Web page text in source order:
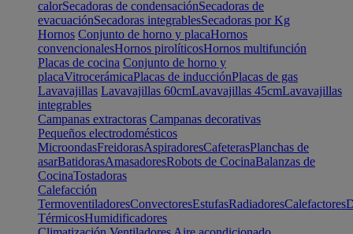
calorSecadoras de condensaciónSecadoras de
evacuaciónSecadoras integrablesSecadoras por Kg
Hornos Conjunto de horno y placaHornos
convencionalesHornos pirolíticosHornos multifunción
Placas de cocina Conjunto de horno y
placaVitrocerámicaPlacas de inducciónPlacas de gas
Lavavajillas Lavavajillas 60cmLavavajillas 45cmLavavajillas
integrables
Campanas extractoras Campanas decorativas
Pequeños electrodomésticos
MicroondasFreidorasAspiradoresCafeterasPlanchas de
asarBatidorasAmasadoresRobots de CocinaBalanzas de
CocinaTostadoras
Calefacción
TermoventiladoresConvectoresEstufasRadiadoresCalefactores
TérmicosHumidificadores